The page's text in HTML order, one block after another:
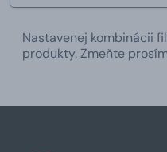
Nastavenej kombinácii
produkty. Zmeňte